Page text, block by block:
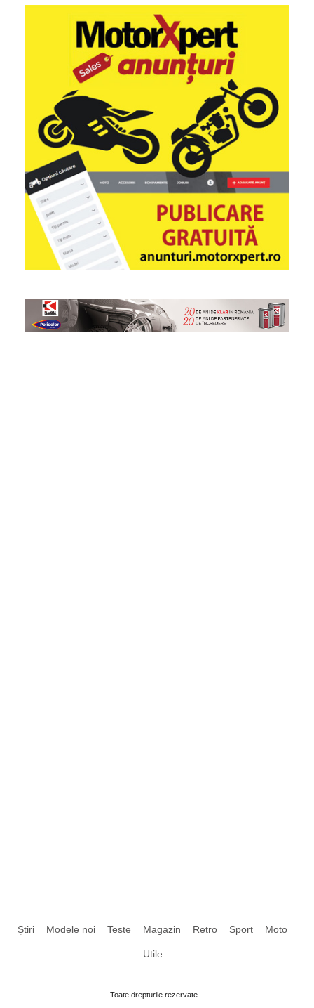
Știri Modele noi Teste Magazin Retro Sport Moto
Utile
Toate drepturile rezervate